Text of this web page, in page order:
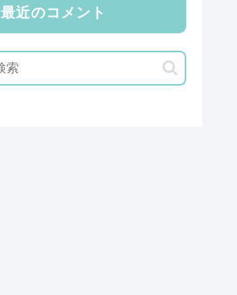
最近のコメント